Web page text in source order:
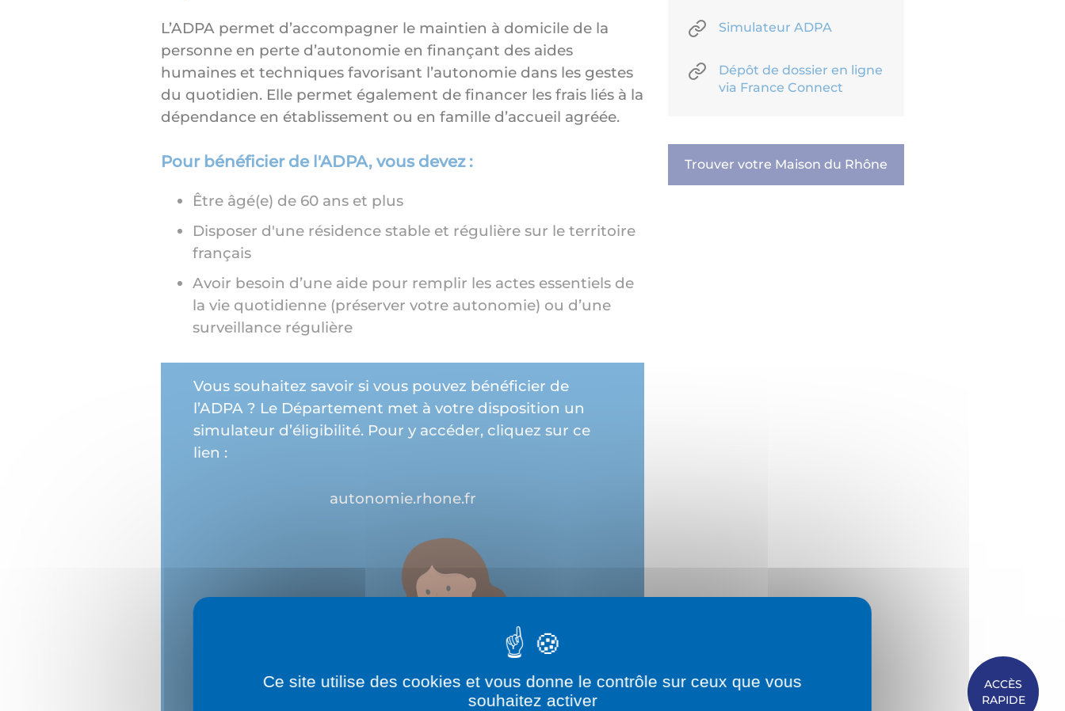
ACCÈS
RAPIDE
L’ADPA permet d’accompagner le maintien à domicile de la
personne en perte d’autonomie en finançant des aides
humaines et techniques favorisant l’autonomie dans les gestes
du quotidien. Elle permet également de financer les frais liés à la
dépendance en établissement ou en famille d’accueil agréée.
Pour bénéficier de l'ADPA, vous devez :
Être âgé(e) de 60 ans et plus
Disposer d'une résidence stable et régulière sur le territoire
français
Avoir besoin d’une aide pour remplir les actes essentiels de
la vie quotidienne (préserver votre autonomie) ou d’une
surveillance régulière
Vous souhaitez savoir si vous pouvez bénéficier de
l’ADPA ? Le Département met à votre disposition un
simulateur d’éligibilité. Pour y accéder, cliquez sur ce
lien :
autonomie.rhone.fr
Simulateur ADPA
Dépôt de dossier en ligne
via France Connect
Trouver votre Maison du Rhône
Ce site utilise des cookies et vous donne le contrôle sur ceux que vous
souhaitez activer